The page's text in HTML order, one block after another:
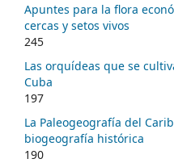
Apuntes para la flora
cercas y setos vivos
245
Las orquídeas que se
Cuba
197
La Paleogeografía del
biogeografía histórica
190